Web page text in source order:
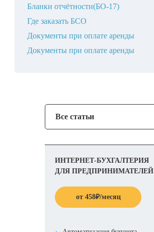
Бланки отчётности(БО-17)
Где заказать БСО
Документы при оплате аренды
Документы при оплате аренды
Все статьи
ИНТЕРНЕТ-БУХГАЛТЕРИЯ
ДЛЯ ПРЕДПРИНИМАТЕЛЕЙ
от 458₽/месяц